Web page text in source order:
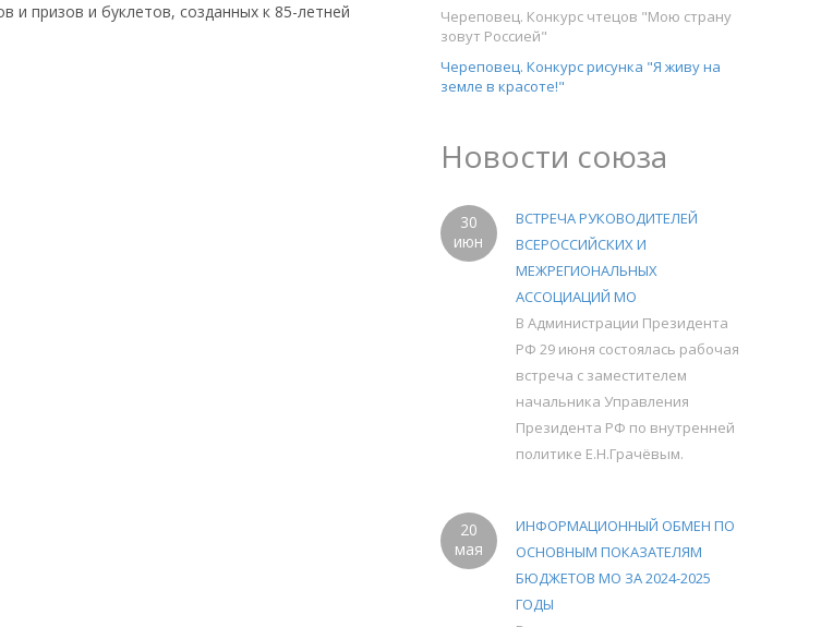
и призов и буклетов, созданных к 85-летней
Череповец. Конкурс чтецов "Мою страну
зовут Россией"
Череповец. Конкурс рисунка "Я живу на
земле в красоте!"
Новости союза
30
июн
ВСТРЕЧА РУКОВОДИТЕЛЕЙ
ВСЕРОССИЙСКИХ И
МЕЖРЕГИОНАЛЬНЫХ
АССОЦИАЦИЙ МО
В Администрации Президента
РФ 29 июня состоялась рабочая
встреча с заместителем
начальника Управления
Президента РФ по внутренней
политике Е.Н.Грачёвым.
20
мая
ИНФОРМАЦИОННЫЙ ОБМЕН ПО
ОСНОВНЫМ ПОКАЗАТЕЛЯМ
БЮДЖЕТОВ МО ЗА 2024-2025
ГОДЫ